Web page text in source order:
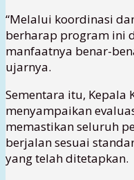
“Melalui koordinasi
berharap program ini
manfaatnya benar-
ujarnya.
Sementara itu, Kepala
menyampaikan
memastikan seluruh
berjalan sesuai
yang telah ditetapkan.